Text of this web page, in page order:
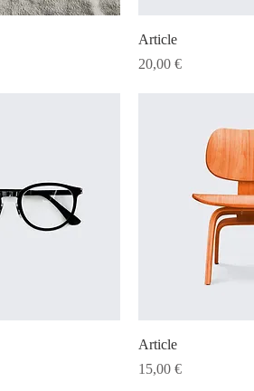
Article
Prix
20,00 €
Article
Prix
15,00 €